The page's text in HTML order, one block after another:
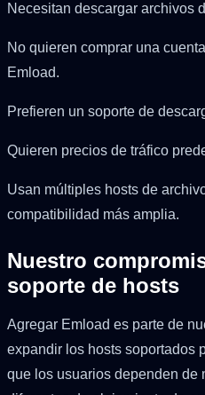
Necesitan descargar archivos
No quieren comprar una
Emload.
Prefieren un soporte de
Quieren precios de tráfico
Usan múltiples hosts de
compatibilidad más amplia.
Nuestro
soporte de hosts
Agregar Emload es parte de
expandir los hosts soportados
que los usuarios dependen de